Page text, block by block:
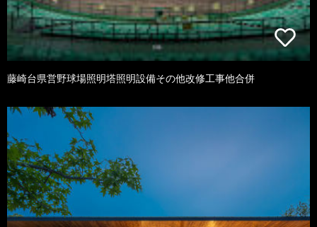
藤崎台県営野球場照明塔照明設備その他改修工事他合併